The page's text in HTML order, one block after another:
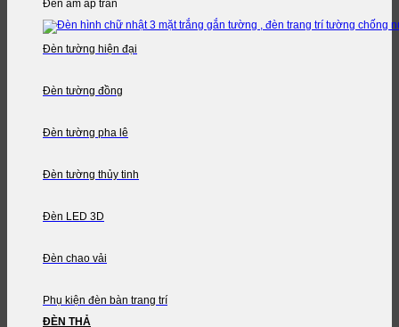
Đèn âm áp trần
Đèn tường hiện đại
Đèn tường đồng
Đèn tường pha lê
Đèn tường thủy tinh
Đèn LED 3D
Đèn chao vải
Phụ kiện đèn bàn trang trí
ĐÈN THẢ